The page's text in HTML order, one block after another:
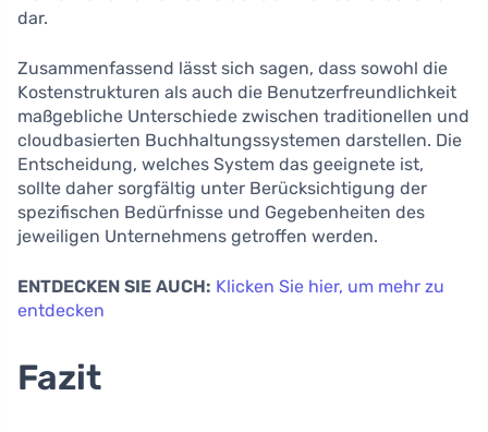
dar.
Zusammenfassend lässt sich sagen, dass sowohl die
Kostenstrukturen als auch die Benutzerfreundlichkeit
maßgebliche Unterschiede zwischen traditionellen und
cloudbasierten Buchhaltungssystemen darstellen. Die
Entscheidung, welches System das geeignete ist,
sollte daher sorgfältig unter Berücksichtigung der
spezifischen Bedürfnisse und Gegebenheiten des
jeweiligen Unternehmens getroffen werden.
ENTDECKEN SIE AUCH: Klicken Sie hier, um mehr zu
entdecken
Fazit